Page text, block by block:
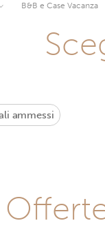
B&B e Case Vacanza
ammessi